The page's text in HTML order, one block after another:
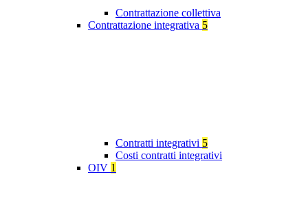
Contrattazione collettiva
Contrattazione integrativa 5
Contratti integrativi 5
Costi contratti integrativi
OIV 1